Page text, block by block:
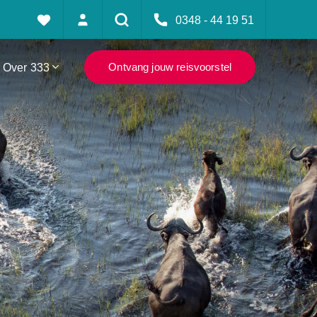
0348 - 44 19 51
Over 333 Ontvang jouw reisvoorstel